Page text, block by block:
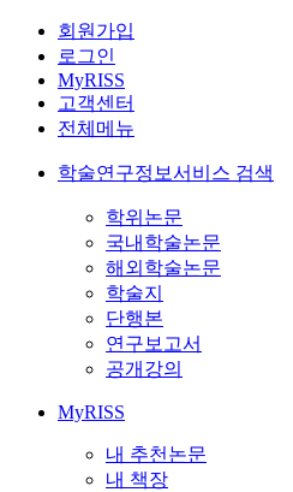
회원가입
로그인
MyRISS
고객센터
전체메뉴
학술연구정보서비스 검색
학위논문
국내학술논문
해외학술논문
학술지
단행본
연구보고서
공개강의
MyRISS
내 추천논문
내 책장